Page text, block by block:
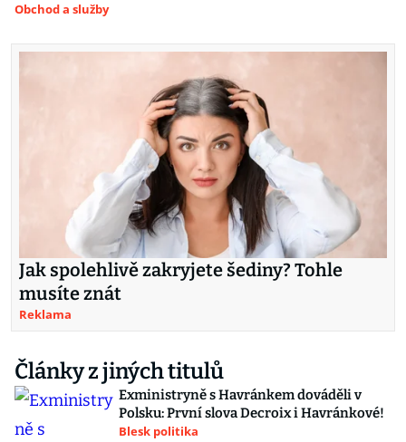
Obchod a služby
Jak spolehlivě zakryjete šediny? Tohle
musíte znát
Reklama
Články z jiných titulů
Exministryně s Havránkem dováděli v
Polsku: První slova Decroix i Havránkové!
Blesk politika